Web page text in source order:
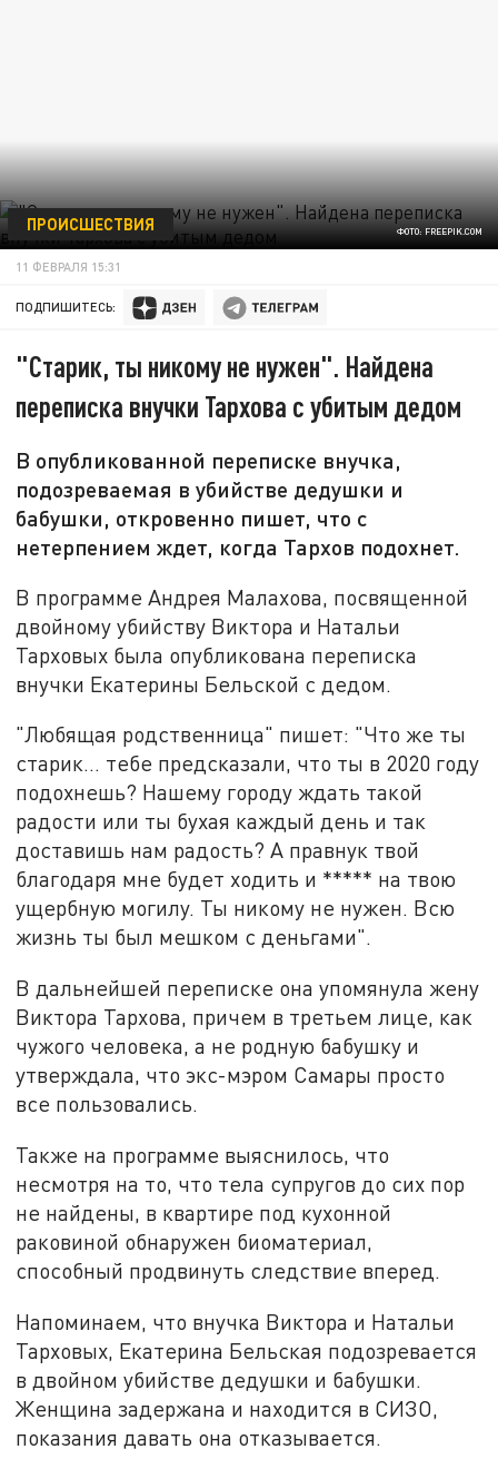
ФОТО: FREEPIK.COM
ПРОИСШЕСТВИЯ
11 ФЕВРАЛЯ 15:31
ПОДПИШИТЕСЬ:
"Старик, ты никому не нужен". Найдена
переписка внучки Тархова с убитым дедом
В опубликованной переписке внучка,
подозреваемая в убийстве дедушки и
бабушки, откровенно пишет, что с
нетерпением ждет, когда Тархов подохнет.
В программе Андрея Малахова, посвященной
двойному убийству Виктора и Натальи
Тарховых была опубликована переписка
внучки Екатерины Бельской с дедом.
"Любящая родственница" пишет: "Что же ты
старик… тебе предсказали, что ты в 2020 году
подохнешь? Нашему городу ждать такой
радости или ты бухая каждый день и так
доставишь нам радость? А правнук твой
благодаря мне будет ходить и ***** на твою
ущербную могилу. Ты никому не нужен. Всю
жизнь ты был мешком с деньгами".
В дальнейшей переписке она упомянула жену
Виктора Тархова, причем в третьем лице, как
чужого человека, а не родную бабушку и
утверждала, что экс-мэром Самары просто
все пользовались.
Также на программе выяснилось, что
несмотря на то, что тела супругов до сих пор
не найдены, в квартире под кухонной
раковиной обнаружен биоматериал,
способный продвинуть следствие вперед.
Напоминаем, что внучка Виктора и Натальи
Тарховых, Екатерина Бельская подозревается
в двойном убийстве дедушки и бабушки.
Женщина задержана и находится в СИЗО,
показания давать она отказывается.